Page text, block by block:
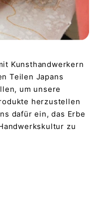
Kunsthandwerkern
Teilen Japans
um unsere
herzustellen
dafür ein, das Erbe
zu